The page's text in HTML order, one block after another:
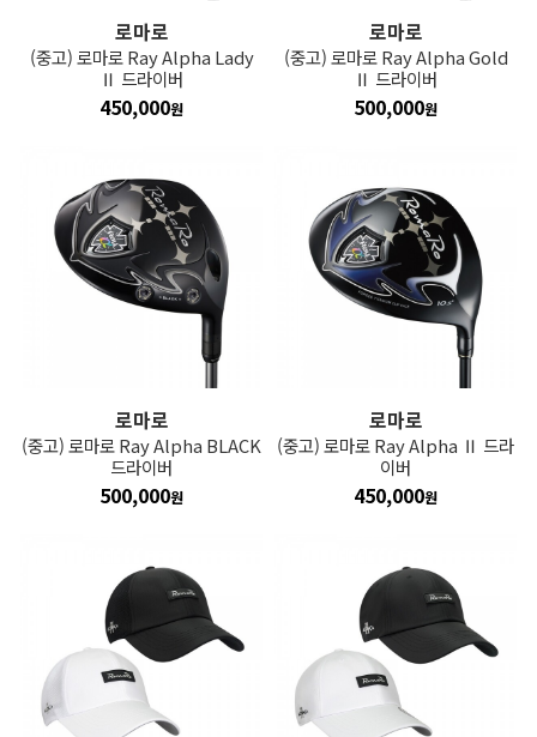
로마로
(중고) 로마로 Ray Alpha Lady
Ⅱ 드라이버
450,000원
로마로
(중고) 로마로 Ray Alpha Gold
Ⅱ 드라이버
500,000원
로마로
(중고) 로마로 Ray Alpha BLACK
드라이버
500,000원
로마로
(중고) 로마로 Ray Alpha Ⅱ 드라
이버
450,000원